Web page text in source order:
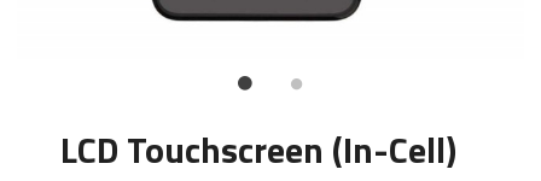
LCD Touchscreen (In-Cell)